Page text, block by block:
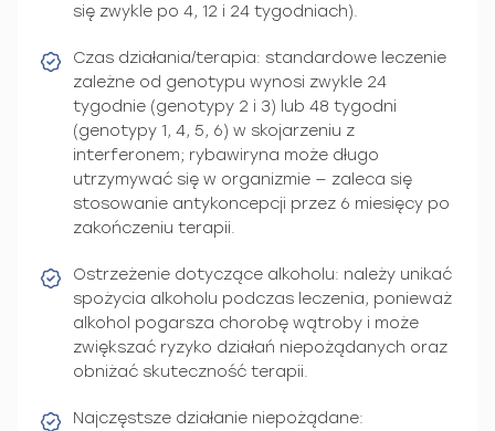
się zwykle po 4, 12 i 24 tygodniach).
Czas działania/terapia: standardowe leczenie
zależne od genotypu wynosi zwykle 24
tygodnie (genotypy 2 i 3) lub 48 tygodni
(genotypy 1, 4, 5, 6) w skojarzeniu z
interferonem; rybawiryna może długo
utrzymywać się w organizmie — zaleca się
stosowanie antykoncepcji przez 6 miesięcy po
zakończeniu terapii.
Ostrzeżenie dotyczące alkoholu: należy unikać
spożycia alkoholu podczas leczenia, ponieważ
alkohol pogarsza chorobę wątroby i może
zwiększać ryzyko działań niepożądanych oraz
obniżać skuteczność terapii.
Najczęstsze działanie niepożądane: